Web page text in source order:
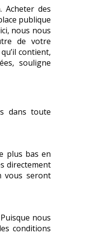
Acheter des
publique
nous nous
de votre
contient,
souligne
dans toute
plus bas en
directement
vous seront
nous
conditions